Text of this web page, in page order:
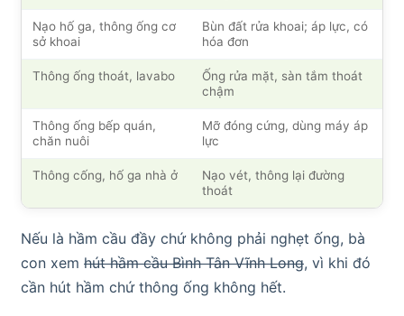
Nạo hố ga, thông ống cơ
sở khoai
Bùn đất rửa khoai; áp lực, có
hóa đơn
Thông ống thoát, lavabo
Ống rửa mặt, sàn tắm thoát
chậm
Thông ống bếp quán,
chăn nuôi
Mỡ đóng cứng, dùng máy áp
lực
Thông cống, hố ga nhà ở
Nạo vét, thông lại đường
thoát
Nếu là hầm cầu đầy chứ không phải nghẹt ống, bà
con xem hút hầm cầu Bình Tân Vĩnh Long, vì khi đó
cần hút hầm chứ thông ống không hết.